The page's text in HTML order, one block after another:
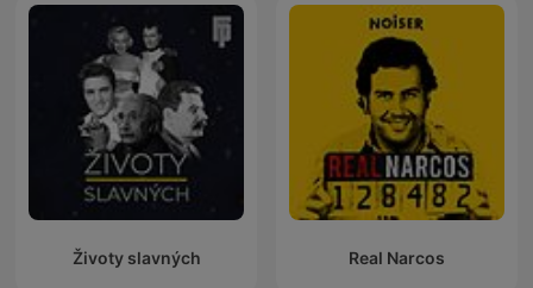
Životy slavných Real Narcos